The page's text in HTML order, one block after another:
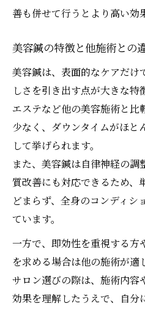
善も併せて行うとより高い効
美容鍼の特徴と他施術との
美容鍼は、表面的なケアだけ
しさを引き出す点が大きな
エステなど他の美容施術と比
少なく、ダウンタイムがほと
して挙げられます。
また、美容鍼は自律神経の
質改善にも対応できるため、
どまらず、全身のコンディシ
ています。
一方で、即効性を重視する方
を求める場合は他の施術が適
サロン選びの際は、施術内容
効果を理解したうえで、自分